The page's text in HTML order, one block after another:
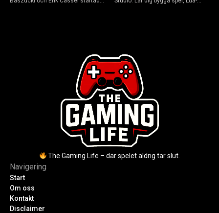
The Gaming Life – där spelet aldrig tar slut.
Navigering
Start
Om oss
Kontakt
Disclaimer